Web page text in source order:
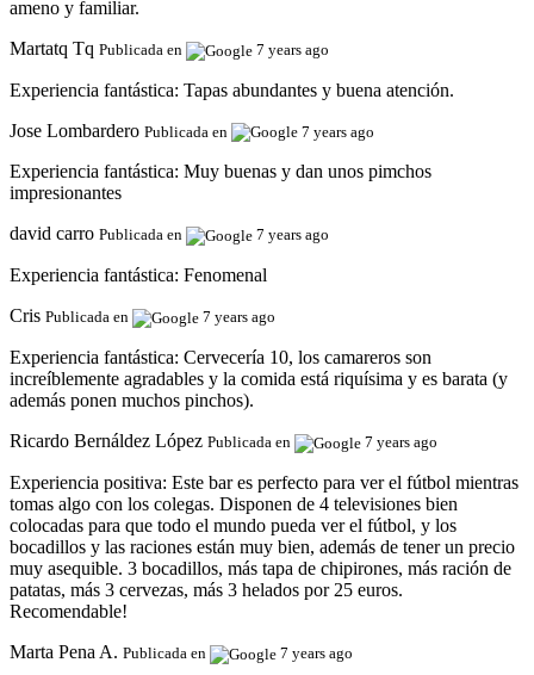
ameno y familiar.
Martatq Tq Publicada en 7 years ago
Experiencia fantástica: Tapas abundantes y buena atención.
Jose Lombardero Publicada en 7 years ago
Experiencia fantástica: Muy buenas y dan unos pimchos
impresionantes
david carro Publicada en 7 years ago
Experiencia fantástica: Fenomenal
Cris Publicada en 7 years ago
Experiencia fantástica: Cervecería 10, los camareros son
increíblemente agradables y la comida está riquísima y es barata (y
además ponen muchos pinchos).
Ricardo Bernáldez López Publicada en 7 years ago
Experiencia positiva: Este bar es perfecto para ver el fútbol mientras
tomas algo con los colegas. Disponen de 4 televisiones bien
colocadas para que todo el mundo pueda ver el fútbol, y los
bocadillos y las raciones están muy bien, además de tener un precio
muy asequible. 3 bocadillos, más tapa de chipirones, más ración de
patatas, más 3 cervezas, más 3 helados por 25 euros.
Recomendable!
Marta Pena A. Publicada en 7 years ago